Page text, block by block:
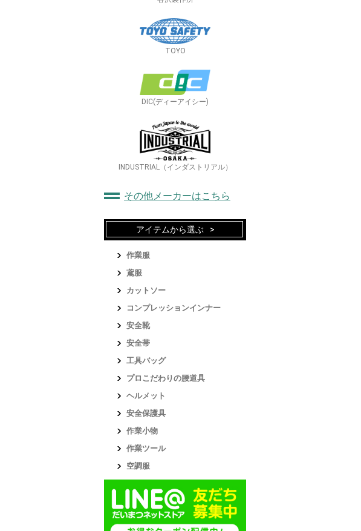
TOYO
DIC(ディーアイシー)
INDUSTRIAL（インダストリアル）
その他メーカーはこちら
アイテムから選ぶ
作業服
鳶服
カットソー
コンプレッションインナー
安全靴
安全帯
工具バッグ
プロこだわりの腰道具
ヘルメット
安全保護具
作業小物
作業ツール
空調服